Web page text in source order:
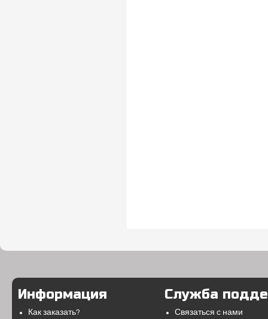
Информация
Как заказать?
Служба
Связаться с нами